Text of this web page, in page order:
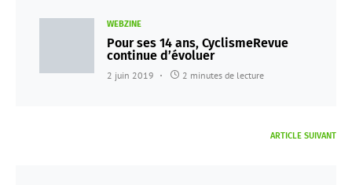
WEBZINE
Pour ses 14 ans, CyclismeRevue
continue d’évoluer
2 juin 2019 2 minutes de lecture
ARTICLE SUIVANT